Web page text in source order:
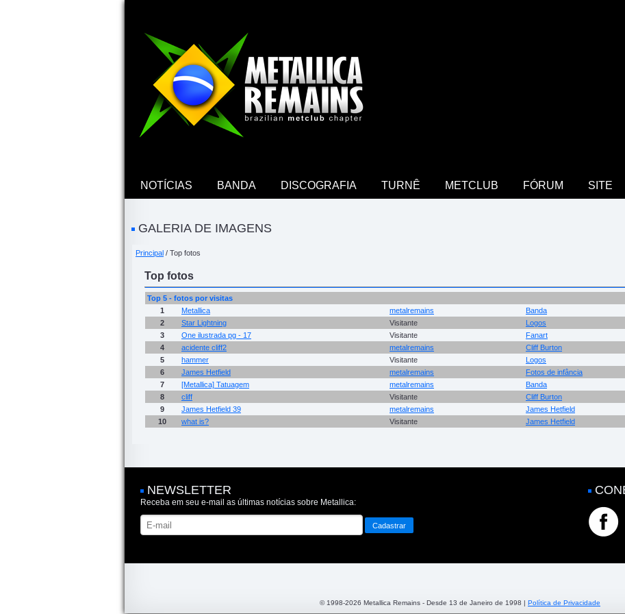
NOTÍCIAS BANDA DISCOGRAFIA TURNÊ METCLUB FÓRUM SITE
GALERIA DE IMAGENS
Principal / Top fotos
Top fotos
Top 5 - fotos por visitas
1
Metallica metalremains Banda
2
Star Lightning Visitante Logos
3
One ilustrada pg - 17 Visitante Fanart
4
acidente cliff2 metalremains Cliff Burton
5
hammer Visitante Logos
6
James Hetfield metalremains Fotos de infância
7
[Metallica] Tatuagem metalremains Banda
8
cliff Visitante Cliff Burton
9
James Hetfield 39 metalremains James Hetfield
10
what is? Visitante James Hetfield
NEWSLETTER
Receba em seu e-mail as últimas notícias sobre Metallica:
© 1998-2026 Metallica Remains - Desde 13 de Janeiro de 1998 | Política de Privacidade